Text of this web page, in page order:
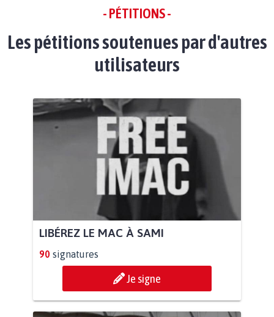
- PÉTITIONS -
Les pétitions soutenues par d'autres
utilisateurs
LIBÉREZ LE MAC À SAMI
90 signatures
Je signe